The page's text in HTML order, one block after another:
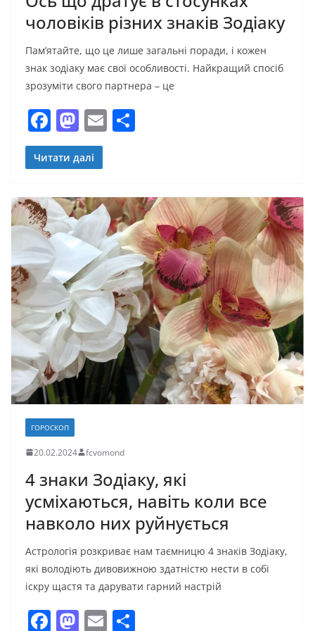
чоловіків різних знаків Зодіаку
Пам’ятайте, що це лише загальні поради, і кожен
знак зодіаку має свої особливості. Найкращий спосіб
зрозуміти свого партнера – це
F
a
c
b
o
o
k
M
a
st
d
o
n
E
и
т
и
с
я
Читати далі
ГОРОСКОП
20.02.2024 fcvomond
4 знаки Зодіаку, які
усміхаються, навіть коли все
навколо них руйнується
Астрологія розкриває нам таємницю 4 знаків Зодіаку,
які володіють дивовижною здатністю нести в собі
іскру щастя та дарувати гарний настрій
F M E